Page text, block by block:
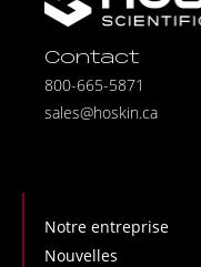
Contact
800-665-5871
sales@hoskin.ca
Notre entreprise
Nouvelles